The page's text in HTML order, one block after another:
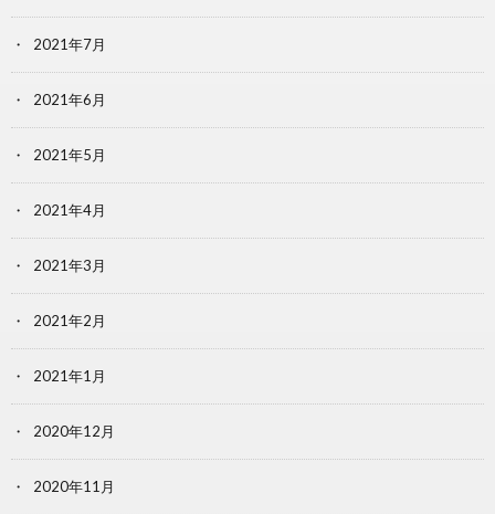
2021年7月
2021年6月
2021年5月
2021年4月
2021年3月
2021年2月
2021年1月
2020年12月
2020年11月